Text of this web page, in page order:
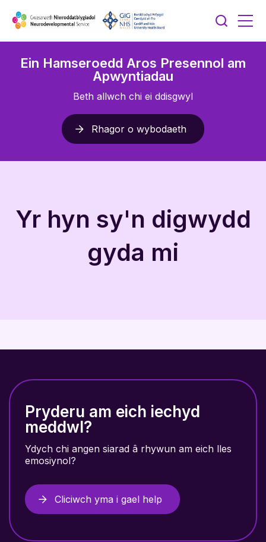
Ein Hamseroedd Aros Presennol am
Apwyntiadau
Beth allwch chi ei ddisgwyl
Rhagor o wybodaeth
Yr hyn sy'n digwydd
gyda mi
Pryderu am eich iechyd
meddwl?
Ydych chi angen siarad â rhywun am eich lles
emosiynol?
Cliciwch yma i gael help